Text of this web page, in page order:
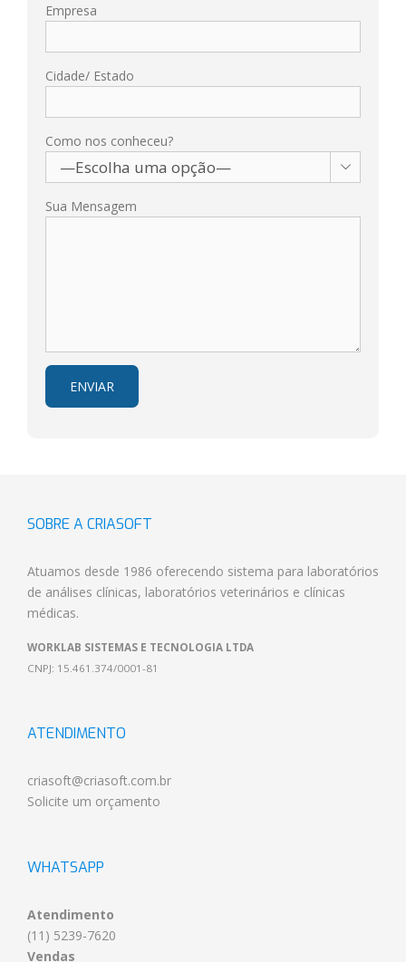
Empresa
Cidade/ Estado
Como nos conheceu?

Sua Mensagem
SOBRE A CRIASOFT
Atuamos desde 1986 oferecendo sistema para laboratórios
de análises clínicas, laboratórios veterinários e clínicas
médicas.
WORKLAB SISTEMAS E TECNOLOGIA LTDA
CNPJ: 15.461.374/0001-81
ATENDIMENTO
criasoft@criasoft.com.br
Solicite um orçamento
WHATSAPP
Atendimento
(11) 5239-7620
Vendas